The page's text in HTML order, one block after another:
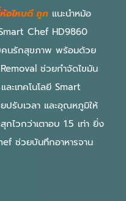
อไหนดี ถูก แนะนำหม้อ
Chef HD9860
คนรักสุขภาพ พร้อมด้วย
ช่วยกำจัดไขมัน
ะเทคโนโลยี Smart
ปรับเวลา และอุณหภูมิให้
กไวกว่าเตาอบ 1.5 เท่า ยิ่ง
ช่วยบันทึกอาหารจาน